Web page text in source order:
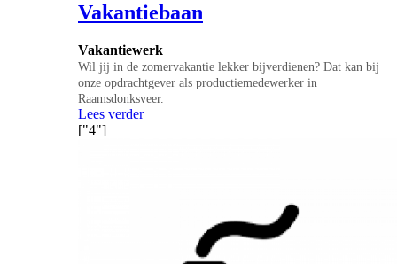
Vakantiebaan
Vakantiewerk
Wil jij in de zomervakantie lekker bijverdienen? Dat kan bij
onze opdrachtgever als productiemedewerker in
Raamsdonksveer.
Lees verder
["4"]